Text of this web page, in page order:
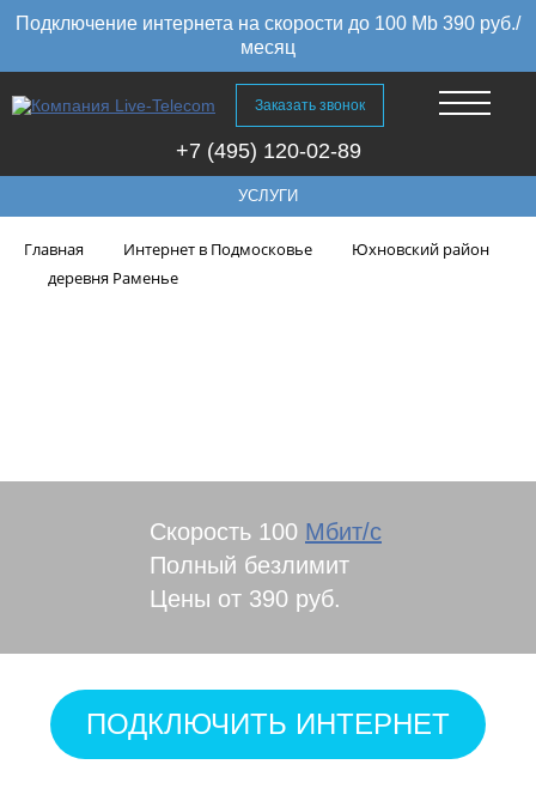
Подключение интернета на скорости до 100 Mb 390 руб./
месяц
Заказать звонок
+7 (495) 120-02-89
УСЛУГИ
Главная Интернет в Подмосковье
Юхновский район
деревня Раменье
Скорость 100 Мбит/с
Полный безлимит
Цены от 390 руб.
ПОДКЛЮЧИТЬ ИНТЕРНЕТ